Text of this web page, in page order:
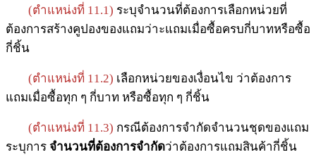
(ตำแหน่งที่ 11.1) ระบุจำนวนที่ต้องการเลือกหน่วยที่
ต้องการสร้างคูปองของแถมว่าะแถมเมื่อซื้อครบกี่บาทหรือซื้อ
กี่ชิ้น
(ตำแหน่งที่ 11.2) เลือกหน่วยของเงื่อนไข ว่าต้องการ
แถมเมื่อซื้อทุก ๆ กี่บาท หรือซื้อทุก ๆ กี่ชิ้น
(ตำแหน่งที่ 11.3) กรณีต้องการจำกัดจำนวนชุดของแถม
ระบุการ จำนวนที่ต้องการจำกัดว่าต้องการแถมสินค้ากี่ชิ้น